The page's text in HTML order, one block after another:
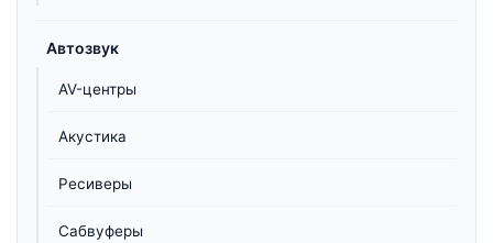
Автозвук
AV-центры
Акустика
Ресиверы
Сабвуферы